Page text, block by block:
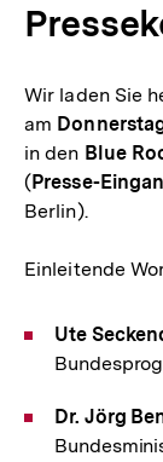
Wir laden Sie
am
in den Blue
(Presse-
Berlin).
Einleitende
Ute
Dr. Jörg